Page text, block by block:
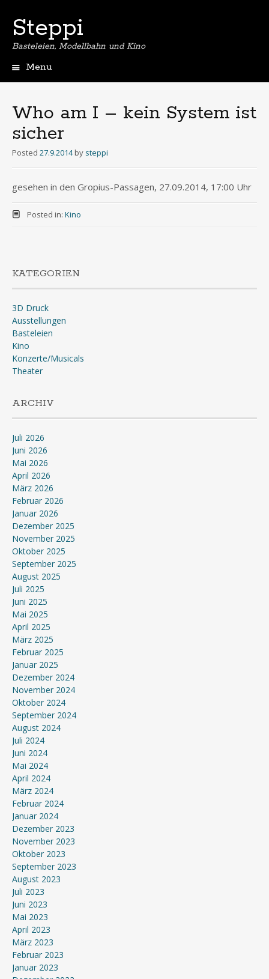
Steppi
Basteleien, Modellbahn und Kino
Menu
Who am I – kein System ist
sicher
Posted 27.9.2014 by steppi
gesehen in den Gropius-Passagen, 27.09.2014, 17:00 Uhr
Posted in: Kino
KATEGORIEN
3D Druck
Ausstellungen
Basteleien
Kino
Konzerte/Musicals
Theater
ARCHIV
Juli 2026
Juni 2026
Mai 2026
April 2026
März 2026
Februar 2026
Januar 2026
Dezember 2025
November 2025
Oktober 2025
September 2025
August 2025
Juli 2025
Juni 2025
Mai 2025
April 2025
März 2025
Februar 2025
Januar 2025
Dezember 2024
November 2024
Oktober 2024
September 2024
August 2024
Juli 2024
Juni 2024
Mai 2024
April 2024
März 2024
Februar 2024
Januar 2024
Dezember 2023
November 2023
Oktober 2023
September 2023
August 2023
Juli 2023
Juni 2023
Mai 2023
April 2023
März 2023
Februar 2023
Januar 2023